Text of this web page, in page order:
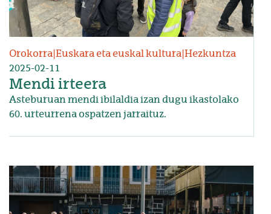
Orokorra|Euskara eta euskal kultura|Hezkuntza
2025-02-11
Mendi irteera
Asteburuan mendi ibilaldia izan dugu ikastolako
60. urteurrena ospatzen jarraituz.
Irudia